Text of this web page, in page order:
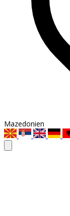
Mazedonien